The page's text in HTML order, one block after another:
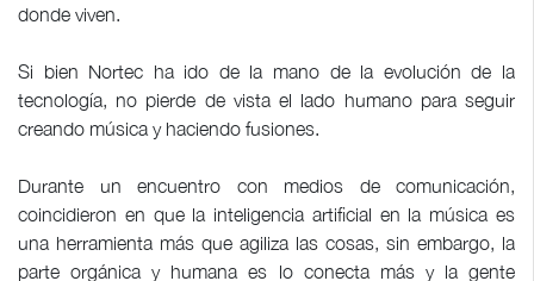
donde viven.
Si bien Nortec ha ido de la mano de la evolución de la
tecnología, no pierde de vista el lado humano para seguir
creando música y haciendo fusiones.
Durante un encuentro con medios de comunicación,
coincidieron en que la inteligencia artificial en la música es
una herramienta más que agiliza las cosas, sin embargo, la
parte orgánica y humana es lo conecta más y la gente